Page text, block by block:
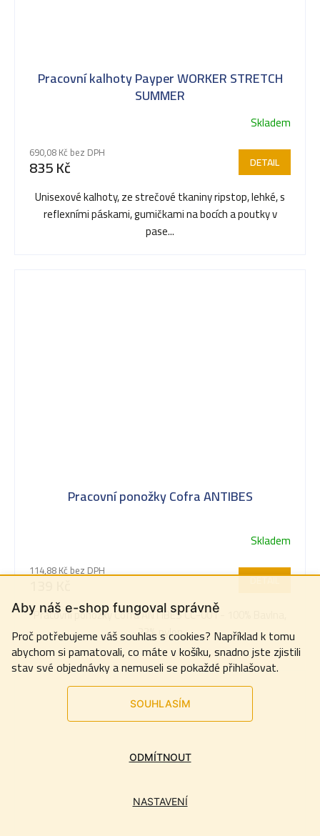
Aby náš e-shop fungoval správně
Proč potřebujeme váš souhlas s cookies? Například k tomu
abychom si pamatovali, co máte v košíku, snadno jste zjistili
stav své objednávky a nemuseli se pokaždé přihlašovat.
SOUHLASÍM
NASTAVENÍ
ODMÍTNOUT
Pracovní kalhoty Payper WORKER STRETCH
SUMMER
Skladem
690,08 Kč bez DPH
835 Kč DETAIL
Unisexové kalhoty, ze strečové tkaniny ripstop, lehké, s
reflexními páskami, gumičkami na bocích a poutky v
pase...
Pracovní ponožky Cofra ANTIBES
Skladem
114,88 Kč bez DPH
DETAIL
Pracovní ponožky Cofra ANTIBES CC-001 - 100% Bavlna,
22% nylon